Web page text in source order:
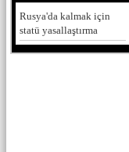
Rusya'da kalmak için
statü yasallaştırma